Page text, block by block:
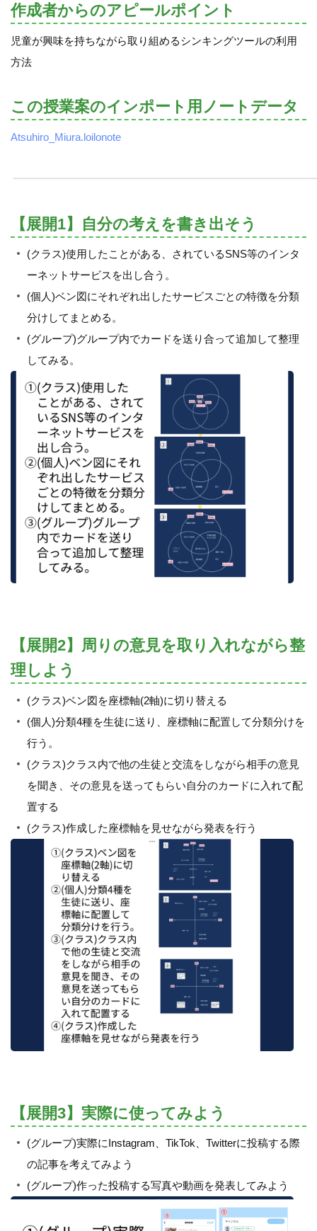
作成者からのアピールポイント
児童が興味を持ちながら取り組めるシンキングツールの利用
方法
この授業案のインポート用ノートデータ
Atsuhiro_Miura.loilonote
【展開1】自分の考えを書き出そう
(クラス)使用したことがある、されているSNS等のインタ
ーネットサービスを出し合う。
(個人)ベン図にそれぞれ出したサービスごとの特徴を分類
分けしてまとめる。
(グループ)グループ内でカードを送り合って追加して整理
してみる。
【展開2】周りの意見を取り入れながら整
理しよう
(クラス)ベン図を座標軸(2軸)に切り替える
(個人)分類4種を生徒に送り、座標軸に配置して分類分けを
行う。
(クラス)クラス内で他の生徒と交流をしながら相手の意見
を聞き、その意見を送ってもらい自分のカードに入れて配
置する
(クラス)作成した座標軸を見せながら発表を行う
【展開3】実際に使ってみよう
(グループ)実際にInstagram、TikTok、Twitterに投稿する際
の記事を考えてみよう
(グループ)作った投稿する写真や動画を発表してみよう